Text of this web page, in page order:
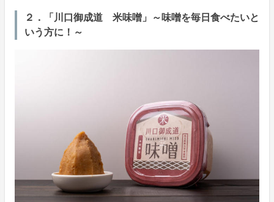
２．「川口御成道 米味噌」～味噌を毎日食べたいと
いう方に！～